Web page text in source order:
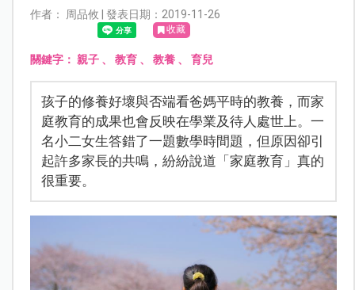
作者： 周品攸 | 發表日期：2019-11-26
收藏
關鍵字： 親子、 教育、 教養、 育兒
孩子的修養好壞與否端看爸媽平時的教養，而家
庭教育的成果也會反映在學業及待人處世上。一
名小二女生答錯了一題數學時間題，但原因卻引
起許多家長的共鳴，紛紛說道「家庭教育」真的
很重要。